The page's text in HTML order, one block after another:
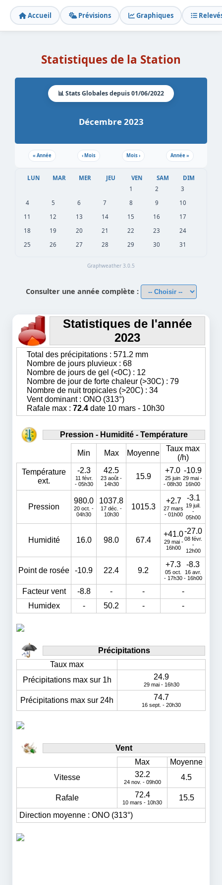
Accueil Prévisions Graphiques
Statistiques de la Station
📊 Stats Globales depuis 01/06/2022
Décembre 2023
« Année ‹Mois Mois› Année»
LUN MAR MER JEU VEN SAM
DIM
1
2
3
4
5 6 7 8 9
10
11
12 13 14 15 16
17
18
19 20 21 22 23
24
25
26 27 28 29 30 31
Graphweather 3.0.5
Consulter une année complète :